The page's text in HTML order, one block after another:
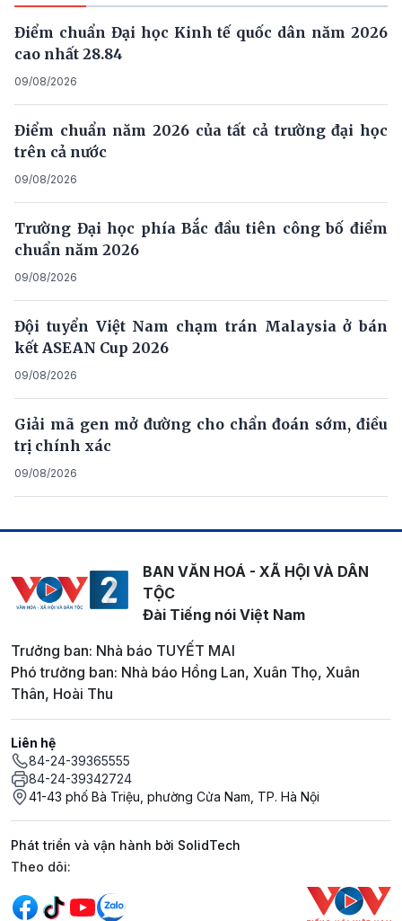
Điểm chuẩn Đại học Kinh tế quốc dân năm 2026
cao nhất 28.84
09/08/2026
Điểm chuẩn năm 2026 của tất cả trường đại học
trên cả nước
09/08/2026
Trường Đại học phía Bắc đầu tiên công bố điểm
chuẩn năm 2026
09/08/2026
Đội tuyển Việt Nam chạm trán Malaysia ở bán
kết ASEAN Cup 2026
09/08/2026
Giải mã gen mở đường cho chẩn đoán sớm, điều
trị chính xác
09/08/2026
BAN VĂN HOÁ - XÃ HỘI VÀ DÂN
TỘC
Đài Tiếng nói Việt Nam
Trưởng ban: Nhà báo TUYẾT MAI
Phó trưởng ban: Nhà báo Hồng Lan, Xuân Thọ, Xuân
Thân, Hoài Thu
Liên hệ
84-24-39365555
84-24-39342724
41-43 phố Bà Triệu, phường Cửa Nam, TP. Hà Nội
Phát triển và vận hành bởi SolidTech
Mạng xã hội
Theo dõi: